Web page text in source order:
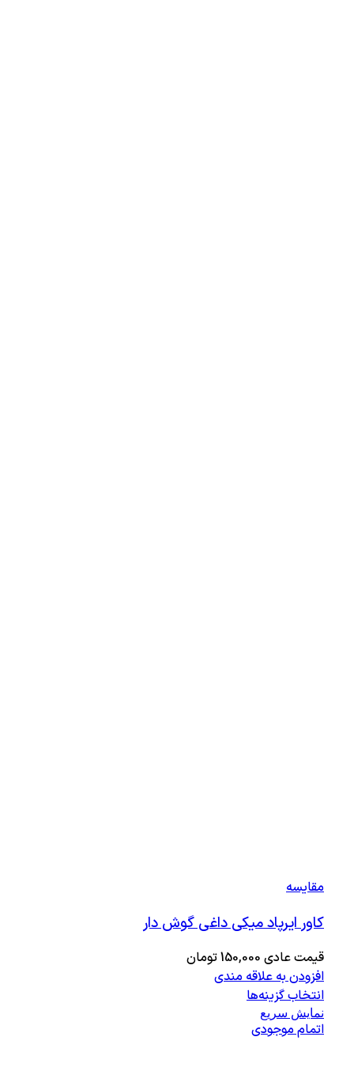
مقايسه
کاور ایرپاد میکی داغی گوش دار
قیمت عادی 150,000تومان
افزودن به علاقه مندی
انتخاب گزینه‌ها
نمایش سریع
اتمام موجودی